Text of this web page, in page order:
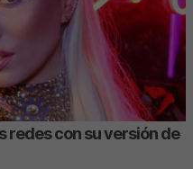
redes con su versión de